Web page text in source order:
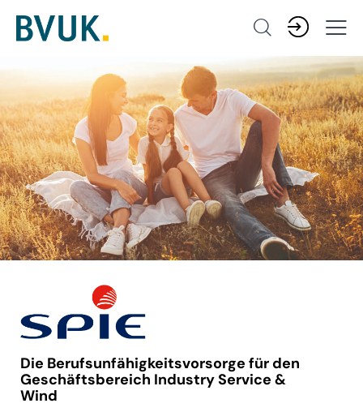
Die Berufsunfähigkeitsvorsorge für den
Geschäftsbereich Industry Service &
Wind